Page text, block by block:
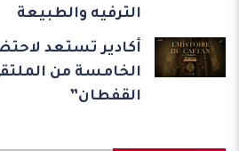
الترفيه والطبيعة
أكادير تستعد
الخامسة من
القفطان”